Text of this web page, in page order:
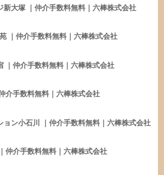
新大塚 ｜仲介手数料無料｜六棒株式会社
｜仲介手数料無料｜六棒株式会社
｜仲介手数料無料｜六棒株式会社
介手数料無料｜六棒株式会社
ョン小石川 ｜仲介手数料無料｜六棒株式会社
仲介手数料無料｜六棒株式会社